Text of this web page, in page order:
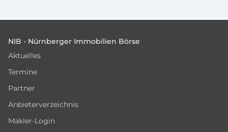
NIB - Nürnberger Immobilien Börse
Aktuelles
Termine
Partner
Anbieterverzeichnis
Makler-Login